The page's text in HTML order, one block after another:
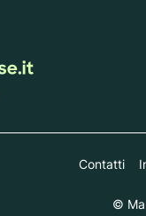
Contatti
©